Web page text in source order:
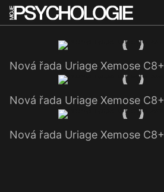
Nová řada Uriage Xemose C8+
Nová řada Uriage Xemose C8+
Nová řada Uriage Xemose C8+